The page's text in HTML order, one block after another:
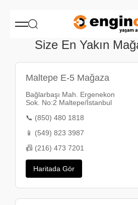
Size En Yakın
Maltepe E-5 Mağaza
Bağlarbaşı Mah. Ergenekon
Sok. No:2 Maltepe/İstanbul
📞 (850) 480 1818
📱 (549) 823 3987
📠 (216) 473 7201
Haritada Gör